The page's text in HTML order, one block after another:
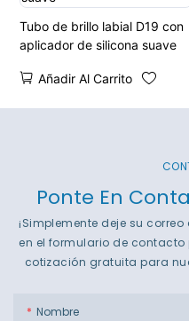
Tubo de brillo labial D19 con
aplicador de silicona suave
Añadir Al Carrito
Ponte En
¡Simplemente deje su
en el formulario de
cotización gratuita para
Nombre